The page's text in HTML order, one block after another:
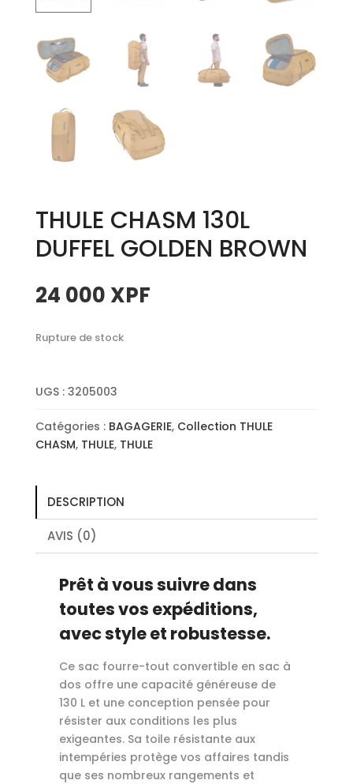
THULE CHASM 130L
DUFFEL GOLDEN BROWN
24 000 XPF
Rupture de stock
UGS : 3205003
Catégories : BAGAGERIE, Collection THULE
CHASM, THULE, THULE
DESCRIPTION
AVIS (0)
Prêt à vous suivre dans
toutes vos expéditions,
avec style et robustesse.
Ce sac fourre-tout convertible en sac à
dos offre une capacité généreuse de
130 L et une conception pensée pour
résister aux conditions les plus
exigeantes. Sa toile résistante aux
intempéries protège vos affaires tandis
que ses nombreux rangements et